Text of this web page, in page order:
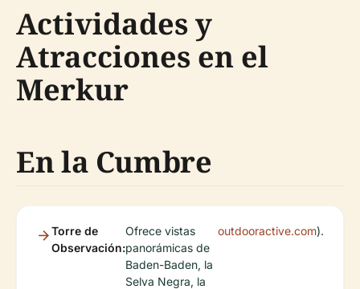
Actividades y
Atracciones en el
Merkur
En la Cumbre
Torre de
Observación:
Ofrece vistas
panorámicas de
Baden-Baden, la
Selva Negra, la
outdooractive.com).